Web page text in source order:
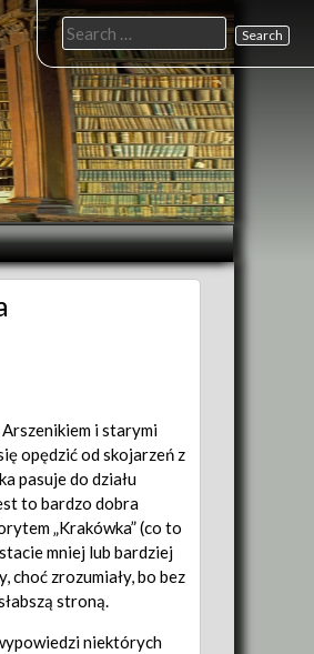
Search
for:
Arszenikiem i starymi
opędzić od skojarzeń z
pasuje do działu
to bardzo dobra
„Krakówka” (co to
mniej lub bardziej
zrozumiały, bo bez
stroną.
niektórych